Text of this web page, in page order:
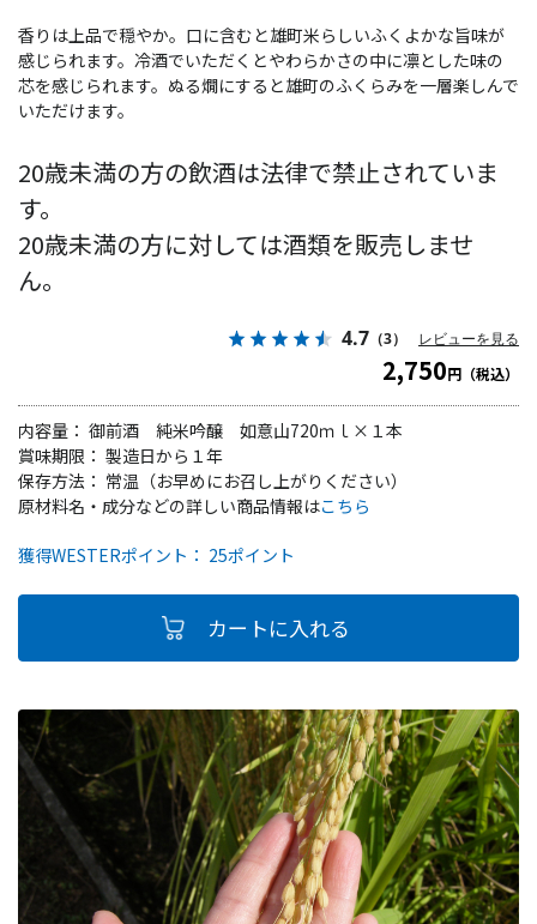
香りは上品で穏やか。口に含むと雄町米らしいふくよかな旨味が
感じられます。冷酒でいただくとやわらかさの中に凛とした味の
芯を感じられます。ぬる燗にすると雄町のふくらみを一層楽しんで
いただけます。
20歳未満の方の飲酒は法律で禁止されていま
す。
20歳未満の方に対しては酒類を販売しませ
ん。
4.7 （3） レビューを見る
2,750円（税込）
内容量： 御前酒 純米吟醸 如意山720ｍｌ×１本
賞味期限： 製造日から１年
保存方法： 常温（お早めにお召し上がりください）
獲得WESTERポイント： 25ポイント
原材料名・成分などの詳しい商品情報はこちら